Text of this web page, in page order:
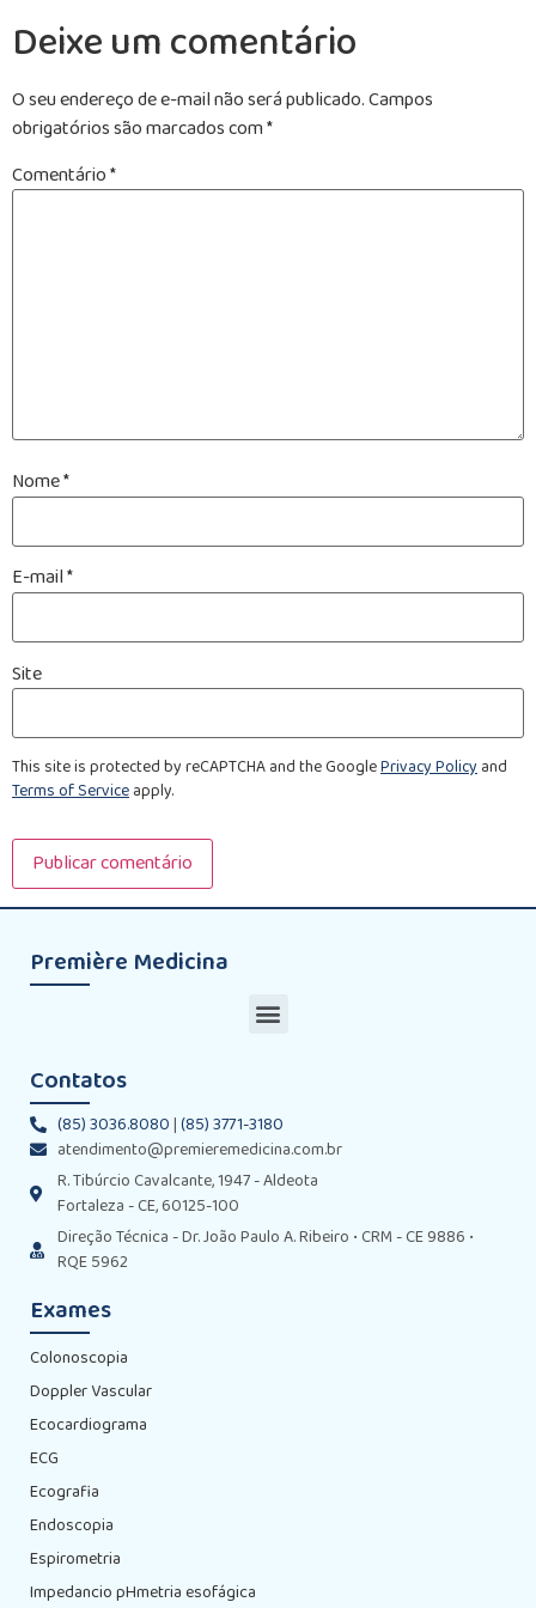
Deixe um comentário
O seu endereço de e-mail não será publicado.Campos
obrigatórios são marcados com*
Comentário*
Nome*
E-mail*
Site
This site is protected by reCAPTCHA and the GooglePrivacy Policyand
Terms of Serviceapply.
Première Medicina
Contatos
(85) 3036.8080|(85) 3771-3180
atendimento@premieremedicina.com.br
R. Tibúrcio Cavalcante, 1947 - Aldeota
Fortaleza - CE, 60125-100
Direção Técnica - Dr. João Paulo A. Ribeiro • CRM - CE 9886 •
RQE 5962
Exames
Colonoscopia
Doppler Vascular
Ecocardiograma
ECG
Ecografia
Endoscopia
Espirometria
Impedancio pHmetria esofágica